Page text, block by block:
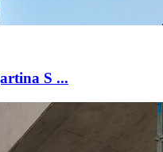
S ...